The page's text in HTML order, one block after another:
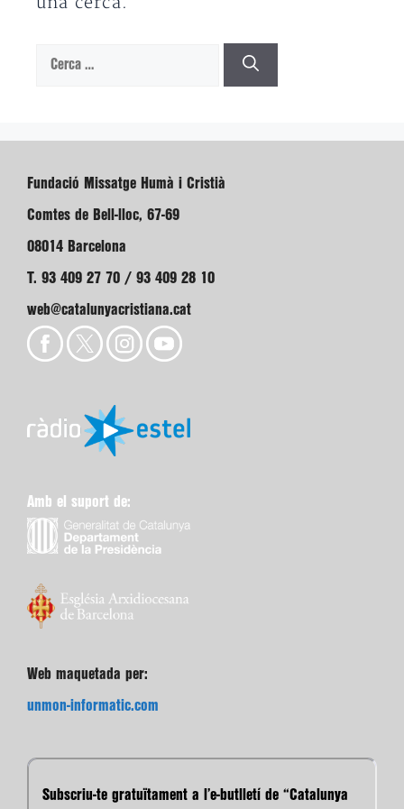
Cerca:
Fundació Missatge Humà i Cristià
Comtes de Bell-lloc, 67-69
08014 Barcelona
T. 93 409 27 70 / 93 409 28 10
web@catalunyacristiana.cat
Amb el suport de:
Web maquetada per:
unmon-informatic.com
Subscriu-te gratuïtament a l’e-butlletí de “Catalunya